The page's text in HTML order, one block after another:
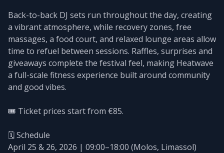
Back-to-back DJ sets run throughout the day, creating
a vibrant atmosphere, while recovery zones, free
massages, a food court, and relaxed lounge areas allow
time to refuel between sessions. Raffles, surprises and
giveaways complete the festival feel, making Heatwave
a full-scale fitness experience built around community
and good vibes.
🎟️ Ticket prices start from €85.
🗓️ Schedule
April 25 & 26, 2026 | 09:00–18:00 (Molos, Limassol)